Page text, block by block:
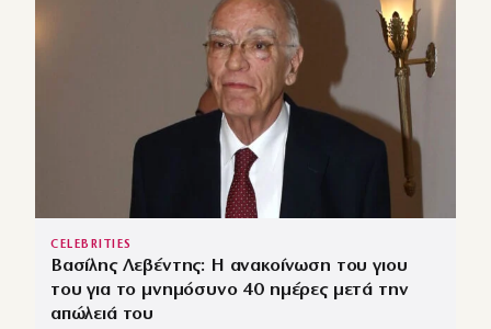
CELEBRITIES
Βασίλης Λεβέντης: Η ανακοίνωση του γιου
του για το μνημόσυνο 40 ημέρες μετά την
απώλειά του